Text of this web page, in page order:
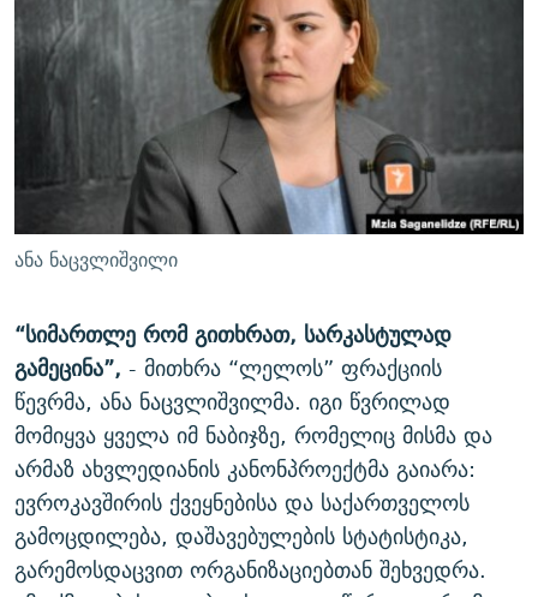
ანა ნაცვლიშვილი
“სიმართლე რომ გითხრათ, სარკასტულად
გამეცინა”, - მითხრა “ლელოს” ფრაქციის
წევრმა, ანა ნაცვლიშვილმა. იგი წვრილად
მომიყვა ყველა იმ ნაბიჯზე, რომელიც მისმა და
არმაზ ახვლედიანის კანონპროექტმა გაიარა:
ევროკავშირის ქვეყნებისა და საქართველოს
გამოცდილება, დაშავებულების სტატისტიკა,
გარემოსდაცვით ორგანიზაციებთან შეხვედრა.